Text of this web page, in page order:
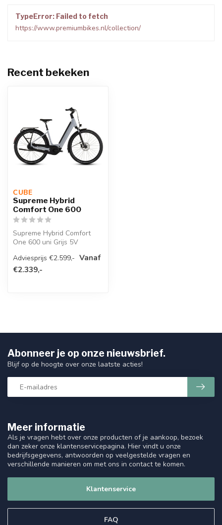
TypeError: Failed to fetch
https://www.premiumbikes.nl/collection/
Recent bekeken
CUBE
Supreme Hybrid
Comfort One 600
Supreme Hybrid Comfort
One 600 uni Grijs 5V
Adviesprijs €2.599,- Vanaf
€2.339,-
Meer informatie
Als je vragen hebt over onze producten of je aankoop, bezoek
dan zeker onze klantenservicepagina. Hier vindt u onze
bedrijfsgegevens, antwoorden op veelgestelde vragen en
verschillende manieren om met ons in contact te komen.
Klantenservice
FAQ
Abonneer je op onze nieuwsbrief.
Blijf op de hoogte over onze laatste acties!